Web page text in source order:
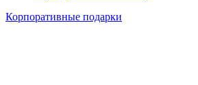
Корпоративные подарки